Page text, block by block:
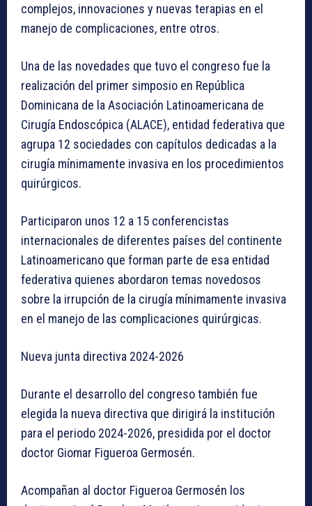
complejos, innovaciones y nuevas terapias en el
manejo de complicaciones, entre otros.
Una de las novedades que tuvo el congreso fue la
realización del primer simposio en República
Dominicana de la Asociación Latinoamericana de
Cirugía Endoscópica (ALACE), entidad federativa que
agrupa 12 sociedades con capítulos dedicadas a la
cirugía mínimamente invasiva en los procedimientos
quirúrgicos.
Participaron unos 12 a 15 conferencistas
internacionales de diferentes países del continente
Latinoamericano que forman parte de esa entidad
federativa quienes abordaron temas novedosos
sobre la irrupción de la cirugía mínimamente invasiva
en el manejo de las complicaciones quirúrgicas.
Nueva junta directiva 2024-2026
Durante el desarrollo del congreso también fue
elegida la nueva directiva que dirigirá la institución
para el periodo 2024-2026, presidida por el doctor
doctor Giomar Figueroa Germosén.
Acompañan al doctor Figueroa Germosén los